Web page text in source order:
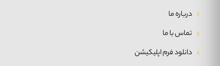
درباره ما
تماس با ما
دانلود فرم اپلیکیشن